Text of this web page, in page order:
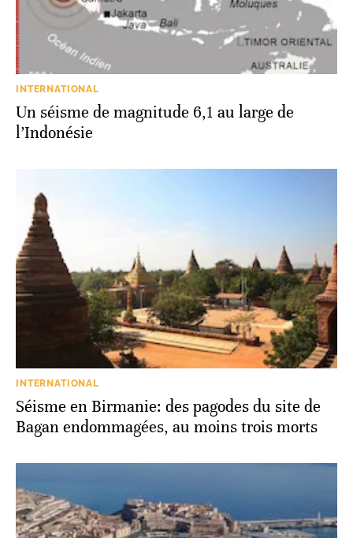
INTERNATIONAL
Un séisme de magnitude 6,1 au large de
l’Indonésie
INTERNATIONAL
Séisme en Birmanie: des pagodes du site de
Bagan endommagées, au moins trois morts